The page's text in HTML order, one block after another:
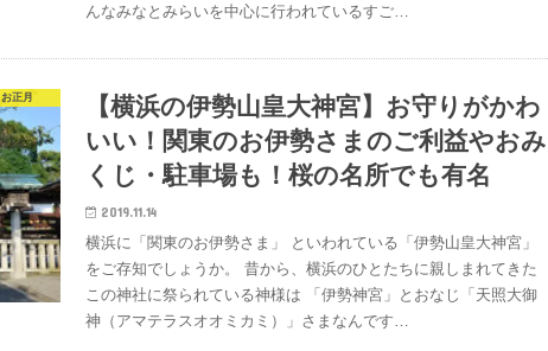
んなみなとみらいを中心に行われているすご…
お正月
【横浜の伊勢山皇大神宮】お守りがかわ
いい！関東のお伊勢さまのご利益やおみ
くじ・駐車場も！桜の名所でも有名
2019.11.14
横浜に「関東のお伊勢さま」 といわれている「伊勢山皇大神宮」
をご存知でしょうか。 昔から、横浜のひとたちに親しまれてきた
この神社に祭られている神様は 「伊勢神宮」とおなじ「天照大御
神（アマテラスオオミカミ）」さまなんです…